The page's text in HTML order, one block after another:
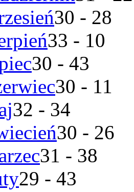
30 - 28
33 - 10
30 - 43
30 - 11
32 - 34
30 - 26
31 - 38
29 - 43